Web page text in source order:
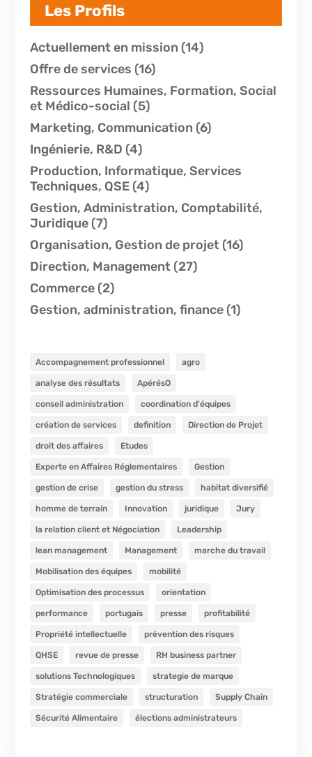
Les Profils
Actuellement en mission (14)
Offre de services (16)
Ressources Humaines, Formation, Social
et Médico-social (5)
Marketing, Communication (6)
Ingénierie, R&D (4)
Production, Informatique, Services
Techniques, QSE(4)
Gestion, Administration, Comptabilité,
Juridique(7)
Organisation, Gestion de projet(16)
Direction, Management(27)
Commerce(2)
Gestion, administration, finance(1)
Accompagnement professionnel agro
analyse des résultats ApérésO
conseil administration coordination d'équipes
création de services definition Direction de Projet
droit des affaires Etudes
Experte en Affaires Réglementaires Gestion
gestion de crise gestion du stress habitat diversifié
homme de terrain Innovation juridique Jury
la relation client et Négociation Leadership
lean management Management marche du travail
Mobilisation des équipes mobilité
Optimisation des processus orientation
performance portugais presse profitabilité
Propriété intellectuelle prévention des risques
QHSE revue de presse RH business partner
solutions Technologiques strategie de marque
Stratégie commerciale structuration Supply Chain
Sécurité Alimentaire élections administrateurs